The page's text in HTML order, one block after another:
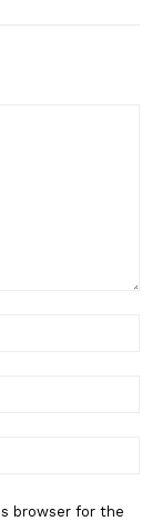
browser for the